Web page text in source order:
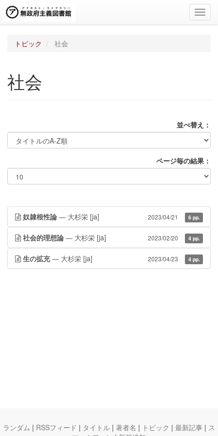
トピック 社会
社会
並べ替え：
ページ毎の結果：
奴隷根性論 — 大杉栄 [ja] 2023/04/21 6 pp.
社会的理想論 — 大杉栄 [ja] 2023/02/20 4 pp.
生の拡充— 大杉栄 [ja] 2023/04/23 4 pp.
ランダム | RSSフィード | タイトル | 著者名 | トピック | 最新記事 | ス